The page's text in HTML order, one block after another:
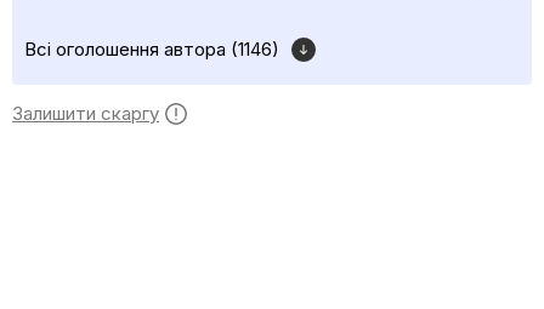
Всі оголошення автора (1146)
Залишити скаргу